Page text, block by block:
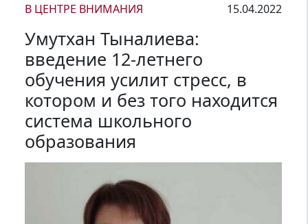
В ЦЕНТРЕ ВНИМАНИЯ 15.04.2022
Умутхан Тыналиева:
введение 12-летнего
обучения усилит стресс, в
котором и без того находится
система школьного
образования